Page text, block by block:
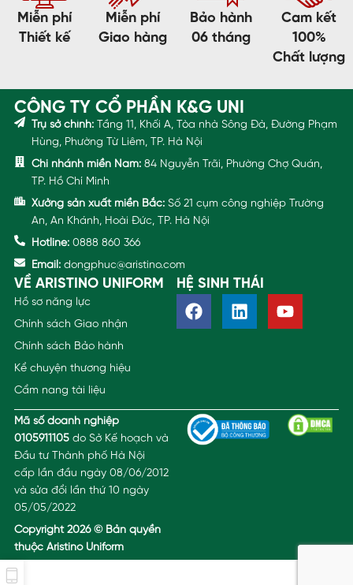
Miễn phí
Thiết kế
Miễn phí
Giao hàng
Bảo hành
06 tháng
Cam kết
100%
Chất lượng
CÔNG TY CỔ PHẦN K&G UNI
Trụ sở chính: Tầng 11, Khối A, Tòa nhà Sông Đà, Đường Phạm
Hùng, Phường Từ Liêm, TP. Hà Nội
Chi nhánh miền Nam: 84 Nguyễn Trãi, Phường Chợ Quán,
TP. Hồ Chí Minh
Xưởng sản xuất miền Bắc: Số 21 cụm công nghiệp Trường
An, An Khánh, Hoài Đức, TP. Hà Nội
Hotline: 0888 860 366
Email: dongphuc@aristino.com
VỀ ARISTINO UNIFORM
Hồ sơ năng lực
Chính sách Giao nhận
Chính sách Bảo hành
Kể chuyện thương hiệu
Cẩm nang tài liệu
HỆ SINH THÁI
Mã số doanh nghiệp
0105911105do Sở Kế hoạch và
Đầu tư Thành phố Hà Nội
cấp lần đầu ngày 08/06/2012
và sửa đổi lần thứ 10 ngày
05/05/2022
Copyright 2026 © Bản quyền
thuộc Aristino Uniform